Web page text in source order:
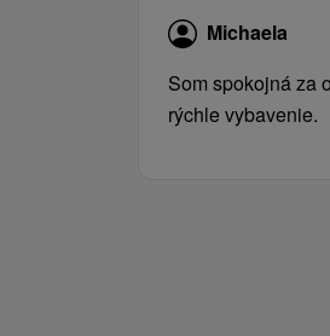
Michaela
Som spokojná za
rýchle vybavenie.